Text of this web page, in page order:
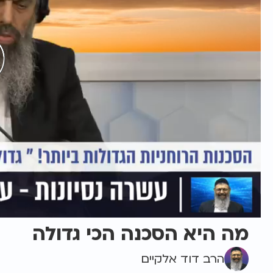
מה היא הסכנה הכי גדולה
הרב דוד אלקיים